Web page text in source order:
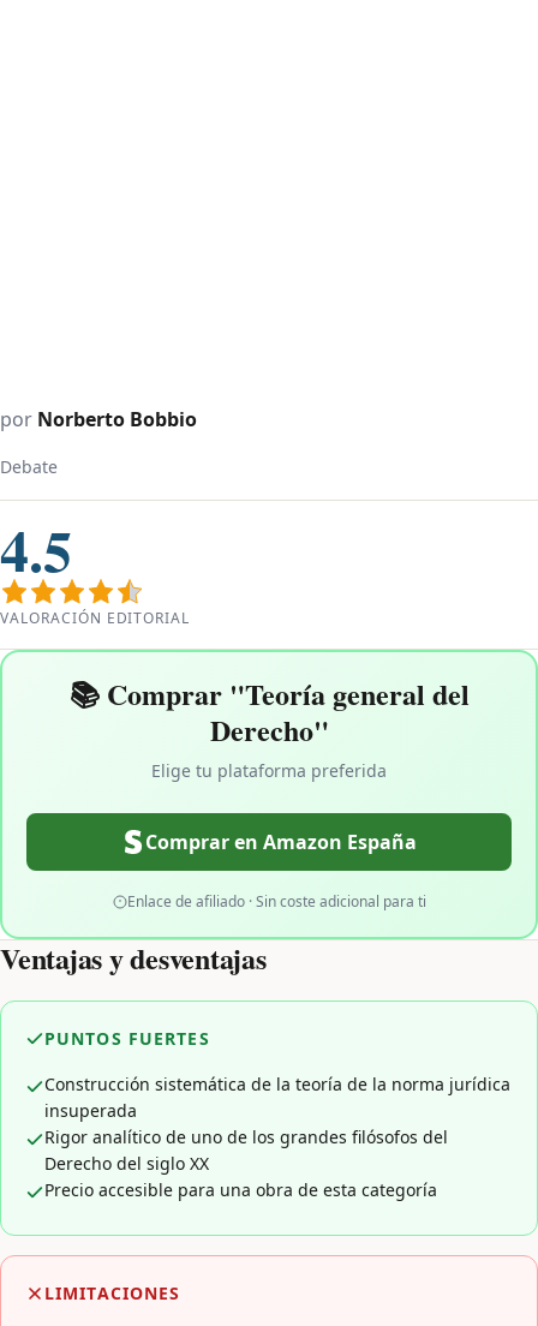
por Norberto Bobbio
Debate
4.5
VALORACIÓN EDITORIAL
📚 Comprar "Teoría general del
Derecho"
Elige tu plataforma preferida
Comprar en Amazon España
Enlace de afiliado · Sin coste adicional para ti
Ventajas y desventajas
PUNTOS FUERTES
Construcción sistemática de la teoría de la norma jurídica
insuperada
Rigor analítico de uno de los grandes filósofos del
Derecho del siglo XX
Precio accesible para una obra de esta categoría
LIMITACIONES